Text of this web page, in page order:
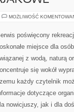
MOŻLIWOŚĆ
poświęcony
miejsce dla
z wodą, naturą
się wokół
każdy czytelnik
dotyczące
nowicjuszy, jak i dla